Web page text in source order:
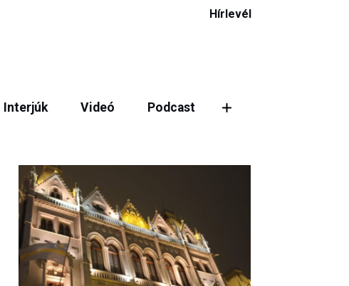
Hírlevél
Interjúk Videó Podcast
Megosztás